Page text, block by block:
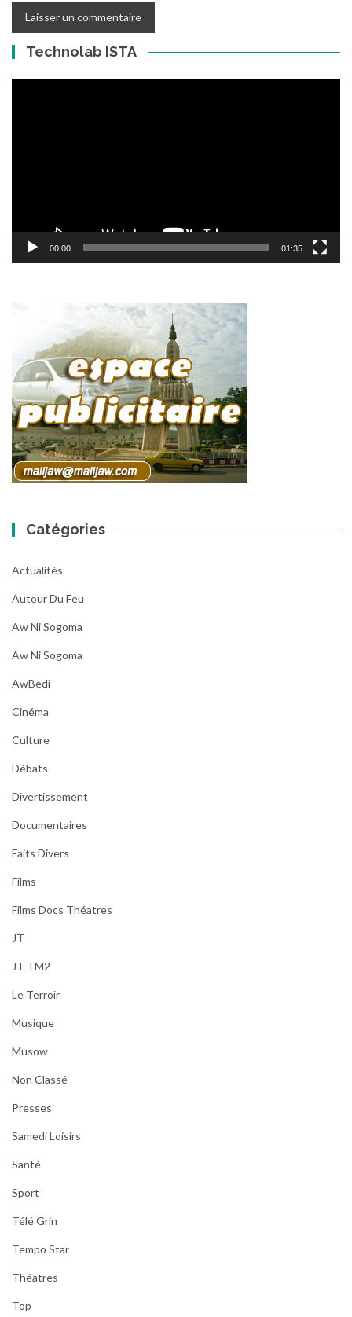
Technolab ISTA
00:00 01:35
Catégories
Actualités
Autour Du Feu
Aw Ni Sogoma
Aw Ni Sogoma
AwBedi
Cinéma
Culture
Débats
Divertissement
Documentaires
Faits Divers
Films
Films Docs Théatres
JT
JT TM2
Le Terroir
Musique
Musow
Non Classé
Presses
Samedi Loisirs
Santé
Sport
Télé Grin
Tempo Star
Théatres
Top